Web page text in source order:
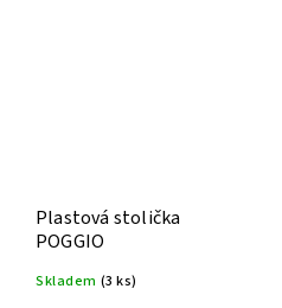
Plastová stolička
POGGIO
Skladem (3 ks)